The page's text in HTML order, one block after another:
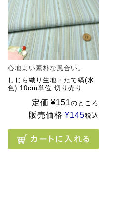
心地よい素朴な風合い。
しじら織り生地・たて縞(水
色) 10cm単位 切り売り
定価 ¥151のところ
販売価格 ¥145税込